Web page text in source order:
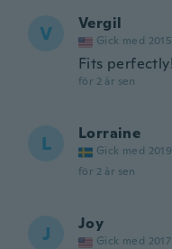
V Vergil
Gick med 2015
Fits
för 2 år sen
L Lorraine
Gick med 2019
för 2 år sen
J Joy
Gick med 2017